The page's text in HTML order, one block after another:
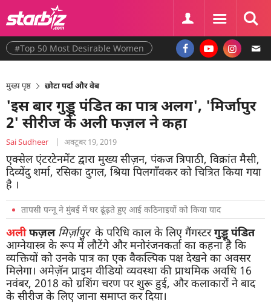
#Top 50 Most Desirable Women
मुख्य पृष्ठ छोटा पर्दा और वेब
'इस बार गुड्डू पंडित का पात्र अलग', 'मिर्जापुर
2' सीरीज के अली फज़ल ने कहा
Sai Sudheer | अक्टूबर 19, 2019
एक्सेल एंटरटेनमेंट द्वारा मुख्य सीज़न, पंकज त्रिपाठी, विक्रांत मैसी,
दिव्येंदु शर्मा, रसिका दुगल, श्रिया पिलगाँवकर को चित्रित किया गया
है ।
तापसी पन्नू ने मुंबई में घर ढूंढ़ते हुए आई कठिनाइयों को किया याद
अली फज़ल मिर्ज़ापुरके परिधि काल के लिए गैंगस्टरगुड्डू पंडित
आग्नेयास्त्र के रूप में लौटेंगे और मनोरंजनकर्ता का कहना है कि
व्यक्तियों को उनके पात्र का एक वैकल्पिक पक्ष देखने का अवसर
मिलेगा। अमेज़ॅन प्राइम वीडियो व्यवस्था की प्राथमिक अवधि 16
नवंबर, 2018 को ग्रशिंग चरण पर शुरू हुई, और कलाकारों ने बाद
के सीरीज के लिए जाना समाप्त कर दिया।